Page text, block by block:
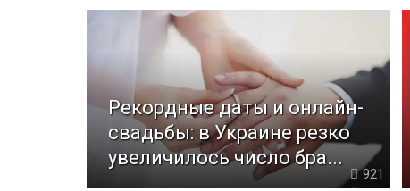
Рекордные даты и онлайн-
свадьбы: в Украине резко
увеличилось число бра...
921